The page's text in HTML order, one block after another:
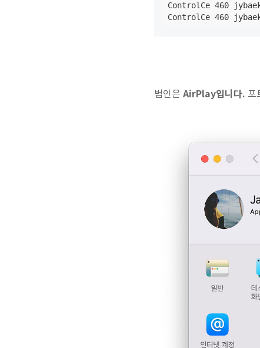
ControlCe 460
ControlCe 460
범인은 AirPlay입니다. 포